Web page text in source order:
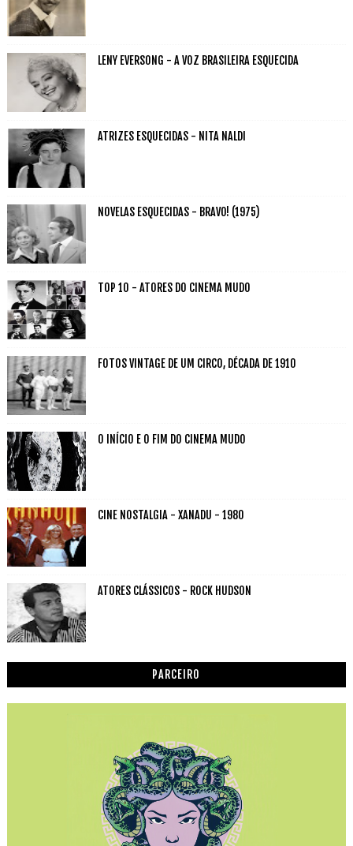
LENY EVERSONG - A VOZ BRASILEIRA ESQUECIDA
ATRIZES ESQUECIDAS - NITA NALDI
NOVELAS ESQUECIDAS - BRAVO! (1975)
TOP 10 - ATORES DO CINEMA MUDO
FOTOS VINTAGE DE UM CIRCO, DÉCADA DE 1910
O INÍCIO E O FIM DO CINEMA MUDO
CINE NOSTALGIA - XANADU - 1980
ATORES CLÁSSICOS - ROCK HUDSON
PARCEIRO